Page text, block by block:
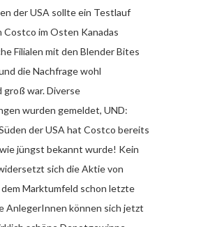
der USA sollte ein Testlauf
Costco im Osten Kanadas
Filialen mit den Blender Bites
die Nachfrage wohl
war. Diverse
wurden gemeldet, UND:
der USA hat Costco bereits
jüngst bekannt wurde! Kein
sich die Aktie von
Marktumfeld schon letzte
AnlegerInnen können sich jetzt